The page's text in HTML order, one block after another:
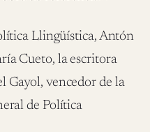
Llingüística, Antón
Cueto, la escritora
Gayol, vencedor de la
de Política